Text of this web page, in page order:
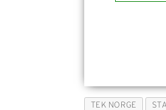
TEK NORGE